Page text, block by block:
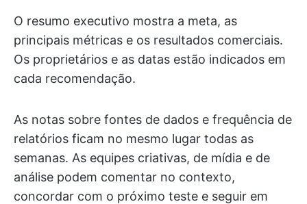
O resumo executivo mostra a meta, as
principais métricas e os resultados comerciais.
Os proprietários e as datas estão indicados em
cada recomendação.
As notas sobre fontes de dados e frequência de
relatórios ficam no mesmo lugar todas as
semanas. As equipes criativas, de mídia e de
análise podem comentar no contexto,
concordar com o próximo teste e seguir em